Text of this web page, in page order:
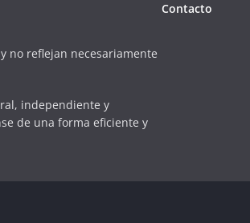
no reflejan necesariamente
independiente y
de una forma eficiente y
Contacto